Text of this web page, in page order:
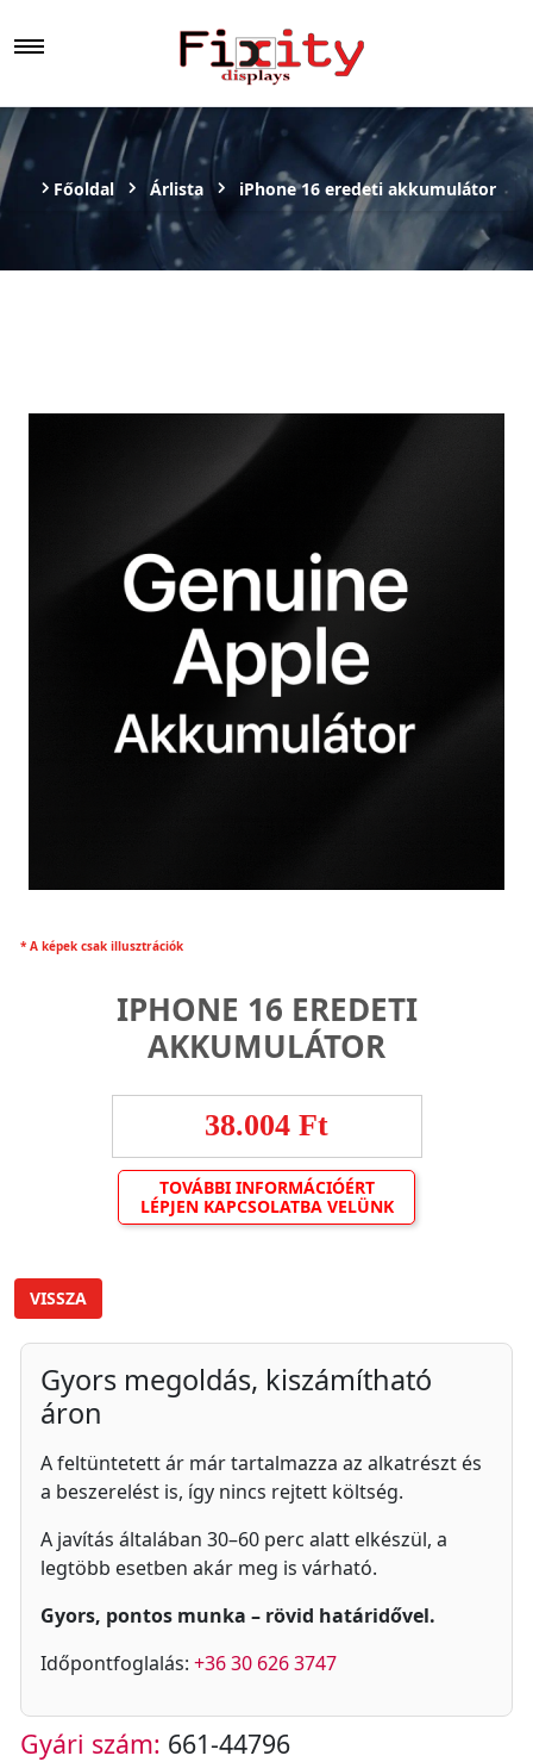
Főoldal Árlista iPhone 16 eredeti akkumulátor
* A képek csak illusztrációk
IPHONE 16 EREDETI
AKKUMULÁTOR
38.004 Ft
TOVÁBBI INFORMÁCIÓÉRT
LÉPJEN KAPCSOLATBA VELÜNK
VISSZA
Gyors megoldás, kiszámítható
áron
A feltüntetett ár már tartalmazza az alkatrészt és
a beszerelést is, így nincs rejtett költség.
A javítás általában 30–60 perc alatt elkészül, a
legtöbb esetben akár meg is várható.
Gyors, pontos munka – rövid határidővel.
Időpontfoglalás: +36 30 626 3747
Gyári szám: 661-44796